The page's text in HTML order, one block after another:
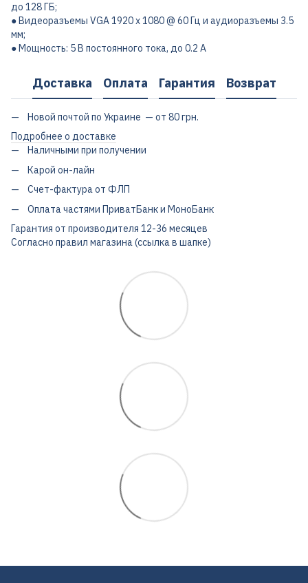
до 128 ГБ;
● Видеоразъемы VGA 1920 x 1080 @ 60 Гц и аудиоразъемы 3.5
мм;
● Мощность: 5 В постоянного тока, до 0.2 А
Доставка Оплата Гарантия Возврат
Новой почтой по Украине — от 80 грн.
Подробнее о доставке
Наличными при получении
Карой он-лайн
Счет-фактура от ФЛП
Оплата частями ПриватБанк и МоноБанк
Гарантия от производителя 12-36 месяцев
Согласно правил магазина (ссылка в шапке)